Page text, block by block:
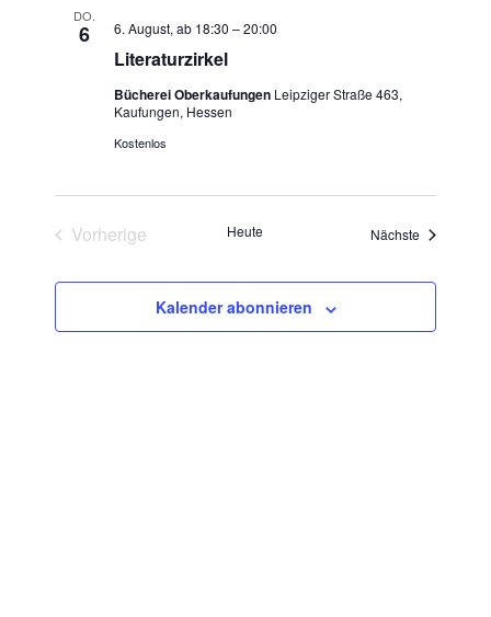
DO.
6
Literaturzirkel
6. August, ab 18:30 –20:00
Bücherei Oberkaufungen Leipziger Straße 463,
Kaufungen, Hessen
Kostenlos
Vorherige
Heute Nächste
Kalender abonnieren